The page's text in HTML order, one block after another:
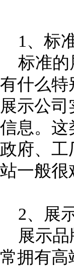
1、标
标准的
有什么特
展示公
信息。这
政府、工
站一般很
2、展
展示品
常拥有高